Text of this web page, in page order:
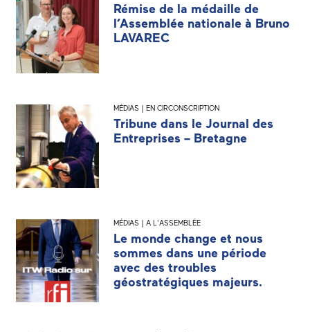
Rémise de la médaille de
l’Assemblée nationale à Bruno
LAVAREC
MÉDIAS | EN CIRCONSCRIPTION
Tribune dans le Journal des
Entreprises – Bretagne
MÉDIAS | A L'ASSEMBLÉE
Le monde change et nous
sommes dans une période
avec des troubles
géostratégiques majeurs.